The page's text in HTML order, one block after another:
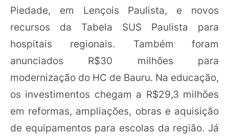
Piedade, em Lençois Paulista, e novos
recursos da Tabela SUS Paulista para
hospitais regionais. Também foram
anunciados R$30 milhões para
modernização do HC de Bauru. Na educação,
os investimentos chegam a R$29,3 milhões
em reformas, ampliações, obras e aquisição
de equipamentos para escolas da região. Já